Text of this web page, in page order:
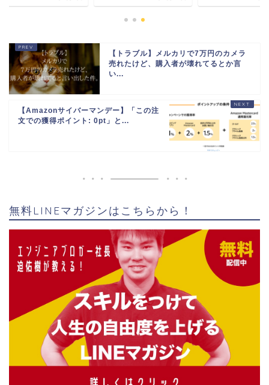
【トラブル】メルカリで7万円のカメラ
売れたけど、購入者が壊れてるとか言
い...
【Amazonサイバーマンデー】「この注
文での獲得ポイント: 0pt」と...
無料LINEマガジンはこちらから！